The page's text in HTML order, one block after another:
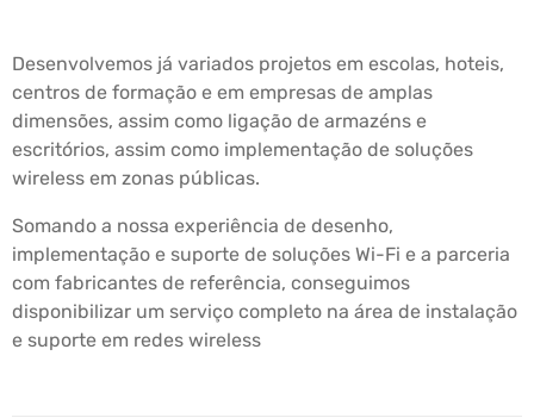
Desenvolvemos já variados projetos em escolas, hoteis,
centros de formação e em empresas de amplas
dimensões, assim como ligação de armazéns e
escritórios, assim como implementação de soluções
wireless em zonas públicas.
Somando a nossa experiência de desenho,
implementação e suporte de soluções Wi-Fi e a parceria
com fabricantes de referência, conseguimos
disponibilizar um serviço completo na área de instalação
e suporte em redes wireless